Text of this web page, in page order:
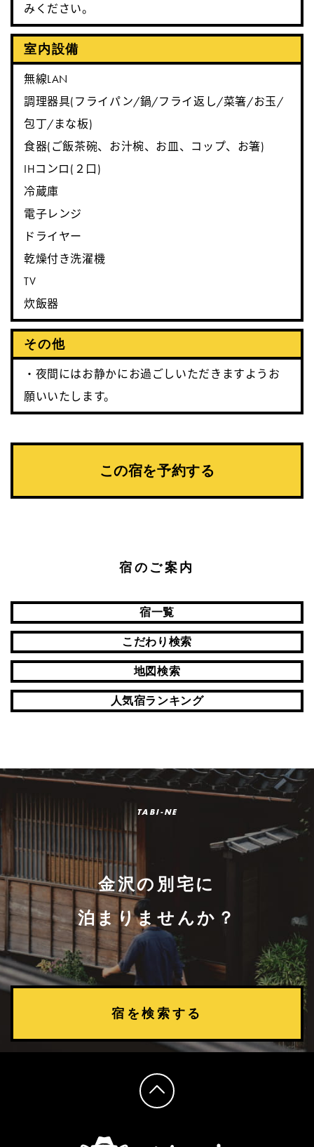
みください。
室内設備
無線LAN
調理器具(フライパン/鍋/フライ返し/菜箸/お玉/
包丁/まな板)
食器(ご飯茶碗、お汁椀、お皿、コップ、お箸)
IHコンロ(２口)
冷蔵庫
電子レンジ
ドライヤー
乾燥付き洗濯機
TV
炊飯器
その他
・夜間にはお静かにお過ごしいただきますようお
願いいたします。
この宿を予約する
宿のご案内
宿一覧
こだわり検索
地図検索
人気宿ランキング
TABI-NE
金沢の別宅に
泊まりませんか？
宿を検索する